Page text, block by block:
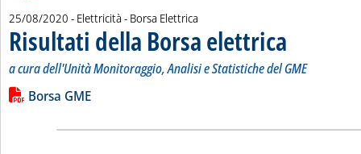
25/08/2020 - Elettricità - Borsa Elettrica
Risultati della Borsa elettrica
a cura dell'Unità Monitoraggio, Analisi e Statistiche del GME
Leggi tutta la notizia: 'Risultati della Borsa elettrica'
Lista allegati PDF alla notizia
Borsa GME